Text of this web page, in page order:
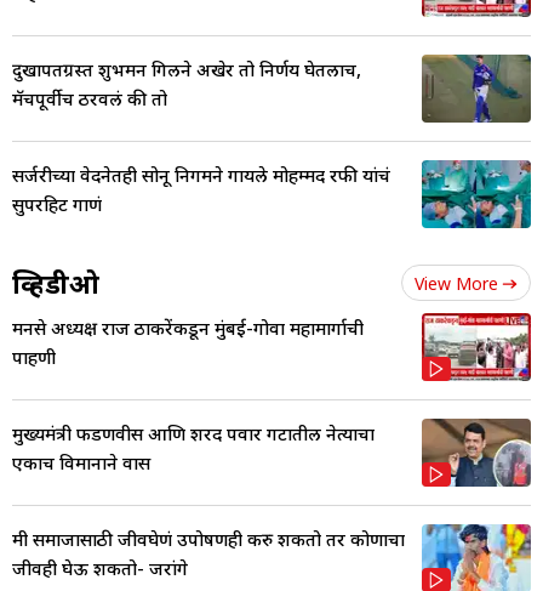
दुखापतग्रस्त शुभमन गिलने अखेर तो निर्णय घेतलाच,
मॅचपूर्वीच ठरवलं की तो
सर्जरीच्या वेदनेतही सोनू निगमने गायले मोहम्मद रफी यांचं
सुपरहिट गाणं
व्हिडीओ View More
मनसे अध्यक्ष राज ठाकरेंकडून मुंबई-गोवा महामार्गाची
पाहणी
मुख्यमंत्री फडणवीस आणि शरद पवार गटातील नेत्याचा
एकाच विमानाने प्रवास
मी समाजासाठी जीवघेणं उपोषणही करु शकतो तर कोणाचा
जीवही घेऊ शकतो- जरांगे